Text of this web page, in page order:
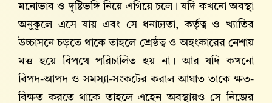
মনোভাব ও দৃষ্টিভঙ্গি নিয়ে এগিয়ে চলে। যদি কখনো অবস্থা
অনুকূলে এসে যায় এবং সে ধনাঢ্যতা, কর্তৃত্ব ও খ্যাতির
উচ্চাসনে চড়তে থাকে তাহলে শ্রেষ্ঠত্ব ও অহংকারের নেশায়
মত্ত হয়ে বিপথে পরিচালিত হয় না। আর যদি কখনো
বিপদ-আপদ ও সমস্যা-সংকটের করাল আঘাত তাকে ক্ষত-
বিক্ষত করতে থাকে তাহলে এহেন অবস্থায়ও সে নিজের